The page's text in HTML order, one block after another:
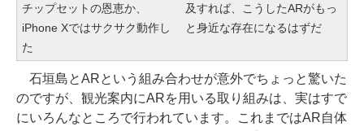
チップセットの恩恵か、
iPhone Xではサクサク動作し
た
及すれば、こうしたARがもっ
と身近な存在になるはずだ
石垣島とARという組み合わせが意外でちょっと驚いた
のですが、観光案内にARを用いる取り組みは、実はすで
にいろんなところで行われています。これまではAR自体